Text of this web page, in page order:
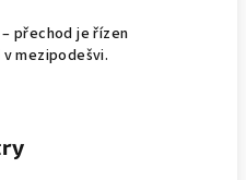
přechod je řízen
mezipodešvi.